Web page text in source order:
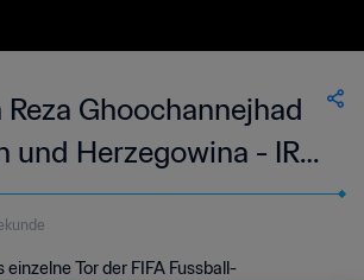
Reza Ghoochannejhad
und Herzegowina - IR
Brasilien 2014™
einzelne Tor der FIFA Fussball-